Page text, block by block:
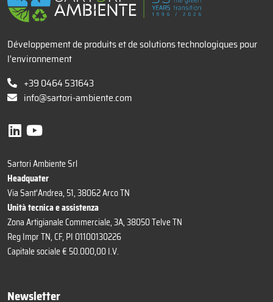
Développement de produits et de solutions technologiques pour
l'environnement
+39 0464 531643
info@sartori-ambiente.com
Sartori Ambiente Srl
Headquater
Via Sant'Andrea, 51, 38062 Arco TN
Unità tecnica e assistenza
Zona Artigianale Commerciale, 3A, 38050 Telve TN
Reg Impr TN, CF, PI 01100130226
Capitale sociale € 50.000,00 I.V.
Newsletter